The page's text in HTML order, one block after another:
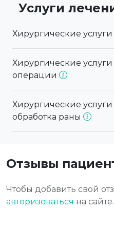
Услуги
Хирургические
Хирургические
операции
Хирургические
обработка раны
Отзывы
Чтобы добавить свой
авторизоваться на сайте.